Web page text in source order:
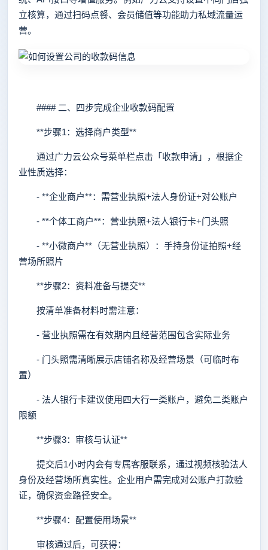
立核算，通过扫码点餐、会员储值等功能助力私域流量运
营。
#### 二、四步完成企业收款码配置
**步骤1：选择商户类型**
通过广力云公众号菜单栏点击「收款申请」，根据企
业性质选择：
- **企业商户**：需营业执照+法人身份证+对公账户
- **个体工商户**：营业执照+法人银行卡+门头照
- **小微商户**（无营业执照）：手持身份证拍照+经
营场所照片
**步骤2：资料准备与提交**
按清单准备材料时需注意：
- 营业执照需在有效期内且经营范围包含实际业务
- 门头照需清晰展示店铺名称及经营场景（可临时布
置）
- 法人银行卡建议使用四大行一类账户，避免二类账户
限额
**步骤3：审核与认证**
提交后1小时内会有专属客服联系，通过视频核验法人
身份及经营场所真实性。企业用户需完成对公账户打款验
证，确保资金路径安全。
**步骤4：配置使用场景**
审核通过后，可获得：